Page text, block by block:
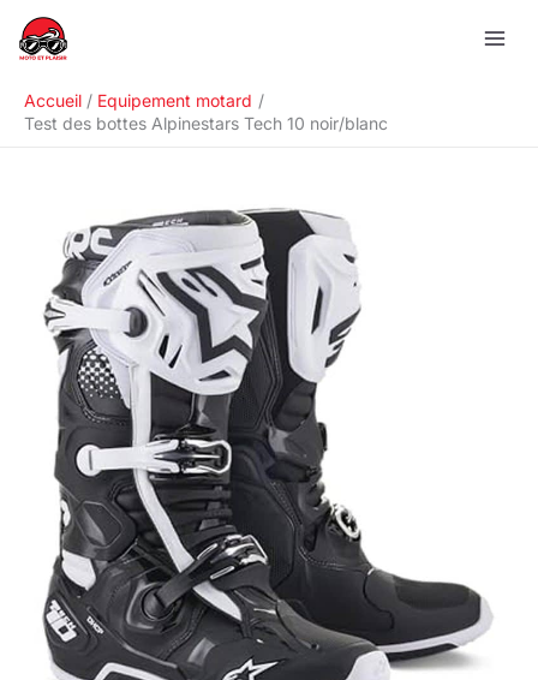
Accueil
Equipement motard
Test des bottes Alpinestars Tech 10 noir/blanc
R
e
h